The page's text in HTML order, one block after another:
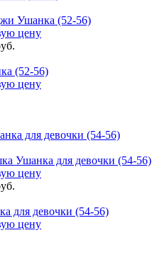
Ушанка (52-56)
цену
(52-56)
цену
Ушанка для девочки (54-56)
цену
для девочки (54-56)
цену